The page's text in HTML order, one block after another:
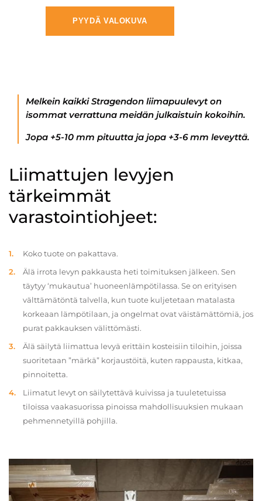
PYYDÄ VALOKUVA
Melkein kaikki Stragendon liimapuulevyt on
isommat verrattuna meidän julkaistuin kokoihin.
Jopa +5-10 mm pituutta ja jopa +3-6 mm leveyttä.
Liimattujen levyjen
tärkeimmät
varastointiohjeet:
Koko tuote on pakattava.
Älä irrota levyn pakkausta heti toimituksen jälkeen. Sen
täytyy ‘mukautua’ huoneenlämpötilassa. Se on erityisen
välttämätöntä talvella, kun tuote kuljetetaan matalasta
korkeaan lämpötilaan, ja ongelmat ovat väistämättömiä, jos
purat pakkauksen välittömästi.
Älä säilytä liimattua levyä erittäin kosteisiin tiloihin, joissa
suoritetaan ”märkä” korjaustöitä, kuten rappausta, kitkaa,
pinnoitetta.
Liimatut levyt on säilytettävä kuivissa ja tuuletetuissa
tiloissa vaakasuorissa pinoissa mahdollisuuksien mukaan
pehmennetyillä pohjilla.